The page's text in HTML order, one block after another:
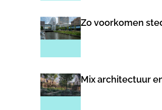
Zo voorkomen
Mix architectuur